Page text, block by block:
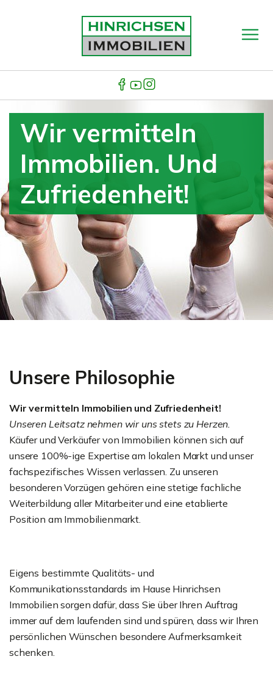
Wir vermitteln
Immobilien. Und
Zufriedenheit!
Unsere Philosophie
Wir vermitteln Immobilien und Zufriedenheit!
Unseren Leitsatz nehmen wir uns stets zu Herzen.
Käufer und Verkäufer von Immobilien können sich auf
unsere 100%-ige Expertise am lokalen Markt und unser
fachspezifisches Wissen verlassen. Zu unseren
besonderen Vorzügen gehören eine stetige fachliche
Weiterbildung aller Mitarbeiter und eine etablierte
Position am Immobilienmarkt.
Eigens bestimmte Qualitäts- und
Kommunikationsstandards im Hause Hinrichsen
Immobilien sorgen dafür, dass Sie über Ihren Auftrag
immer auf dem laufenden sind und spüren, dass wir Ihren
persönlichen Wünschen besondere Aufmerksamkeit
schenken.